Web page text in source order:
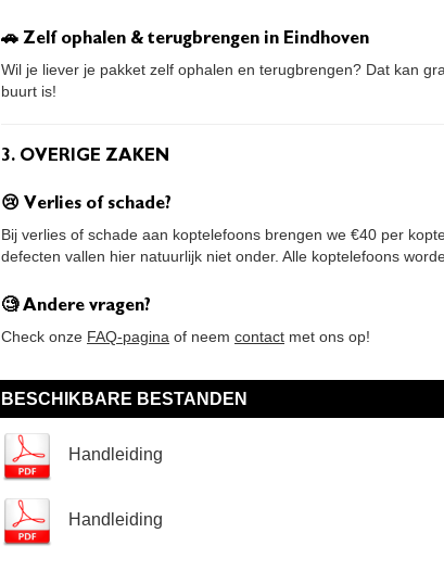
🚗 Zelf ophalen & terugbrengen in Eindhoven
Wil je liever je pakket zelf ophalen en terugbrengen? Dat kan
buurt is!
3. OVERIGE ZAKEN
😢 Verlies of schade?
Bij verlies of schade aan koptelefoons brengen we €40 per
defecten vallen hier natuurlijk niet onder. Alle koptelefoons
🧐 Andere vragen?
Check onze FAQ-pagina of neem contact met ons op!
BESCHIKBARE BESTANDEN
Handleiding
Handleiding